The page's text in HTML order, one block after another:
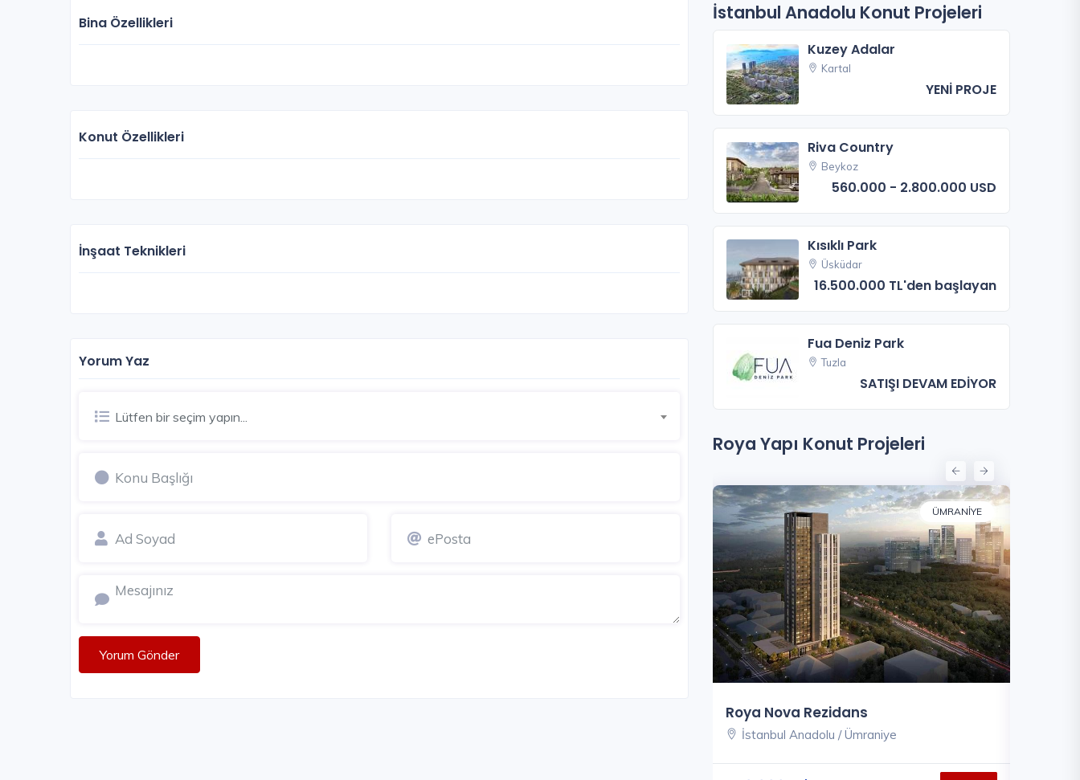
Bina Özellikleri
Konut Özellikleri
İnşaat Teknikleri
Yorum Yaz
Lütfen bir seçim yapın...
Yorum Gönder
İstanbul Anadolu Konut Projeleri
Kuzey Adalar
Kartal
YENİ PROJE
Riva Country
Beykoz
560.000 - 2.800.000 USD
Kısıklı Park
Üsküdar
16.500.000 TL'den başlayan
Fua Deniz Park
Tuzla
SATIŞI DEVAM EDİYOR
Roya Yapı Konut Projeleri
ÜMRANIYE
Roya Nova Rezidans
İstanbul Anadolu / Ümraniye